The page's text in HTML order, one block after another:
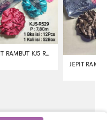
RAMBUT KJ5 R529
JEPIT